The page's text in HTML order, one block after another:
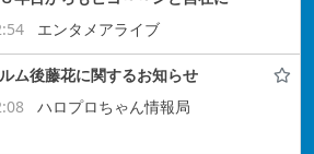
エンタメアライブ
ム後藤花に関するお知らせ
ハロプロちゃん情報局